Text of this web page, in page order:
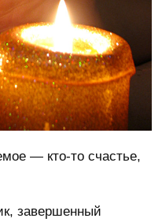
— кто-то счастье,
завершенный